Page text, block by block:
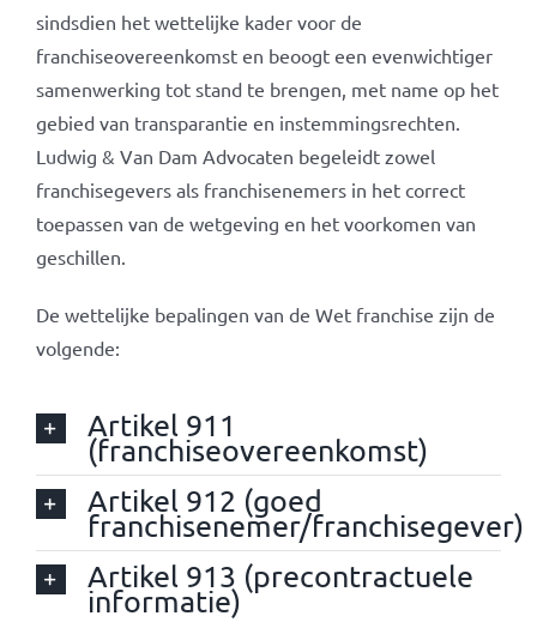
sindsdien het wettelijke kader voor de
franchiseovereenkomst en beoogt een evenwichtiger
samenwerking tot stand te brengen, met name op het
gebied van transparantie en instemmingsrechten.
Ludwig & Van Dam Advocaten begeleidt zowel
franchisegevers als franchisenemers in het correct
toepassen van de wetgeving en het voorkomen van
geschillen.
De wettelijke bepalingen van de Wet franchise zijn de
volgende:
Artikel 911
(franchiseovereenkomst)
Artikel 912 (goed
franchisenemer/franchisegever)
Artikel 913 (precontractuele
informatie)